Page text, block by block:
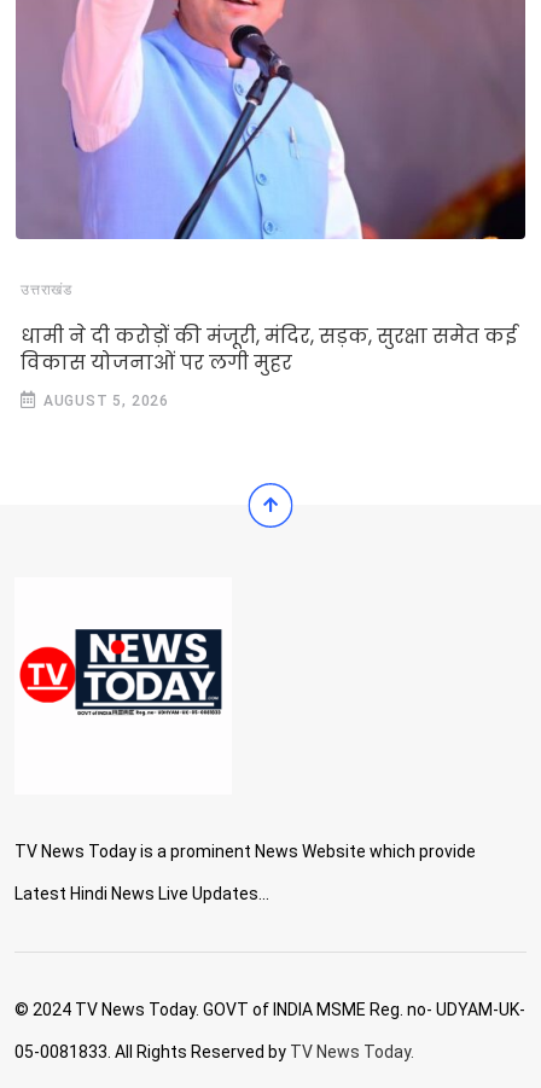
उत्तराखंड
धामी ने दी करोड़ों की मंजूरी, मंदिर, सड़क, सुरक्षा समेत कई
विकास योजनाओं पर लगी मुहर
AUGUST 5, 2026
TV News Today is a prominent News Website which provide
Latest Hindi News Live Updates...
© 2024 TV News Today. GOVT of INDIA MSME Reg. no- UDYAM-UK-
05-0081833. All Rights Reserved by TV News Today.